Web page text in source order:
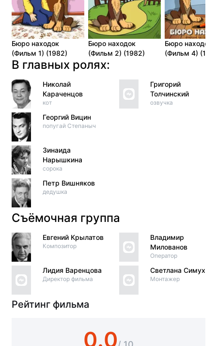
Бюро находок
(Фильм 1) (1982)
Бюро находок
(Фильм 2) (1982)
Бюро находок
(Фильм 4)
В главных ролях:
Николай
Караченцов
кот
Георгий Вицин
попугай Степаныч
Зинаида
Нарышкина
сорока
Петр Вишняков
дедушка
Григорий
Толчинский
озвучка
Съёмочная группа
Евгений Крылатов
Композитор
Лидия Варенцова
Директор фильма
Владимир
Милованов
Оператор
Светлана Симухина
Монтажер
Рейтинг фильма
0.0